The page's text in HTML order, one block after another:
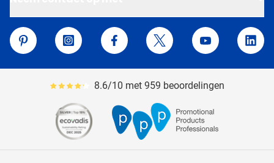
Van Helden Relatiegeschenken
Pinterest
Instagram Facebook Twitter YouTube
Gemiddeld reviewpercentage is 86
8.6/10 met 959 beoordelingen